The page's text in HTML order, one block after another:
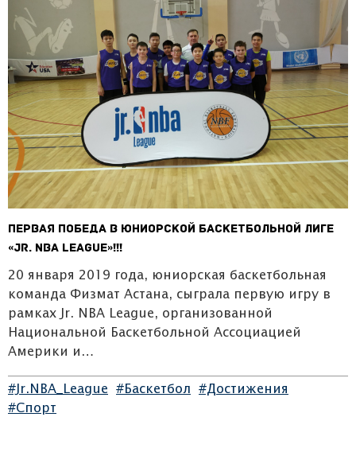
Первая победа в юниорской баскетбольной лиге
«Jr. NBA League»!!!
‌20 января 2019 года, юниорская баскетбольная
команда Физмат Астана, сыграла первую игру в
рамках Jr. NBA League, организованной
Национальной Баскетбольной Ассоциацией
Америки и…
#Jr.NBA_League #Баскетбол
#Достижения
#Спорт